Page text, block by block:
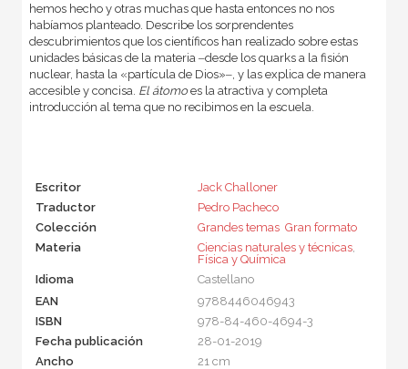
hemos hecho y otras muchas que hasta entonces no nos
habíamos planteado. Describe los sorprendentes
descubrimientos que los científicos han realizado sobre estas
unidades básicas de la materia ‒desde los quarks a la fisión
nuclear, hasta la «partícula de Dios»‒, y las explica de manera
accesible y concisa. El átomoes la atractiva y completa
introducción al tema que no recibimos en la escuela.
Escritor
Jack Challoner
Traductor
Pedro Pacheco
Colección
Grandes temas  Gran formato
Materia
Ciencias naturales y técnicas,
Física y Química
Idioma
Castellano
EAN
9788446046943
ISBN
978-84-460-4694-3
Fecha publicación
28-01-2019
Ancho
21 cm